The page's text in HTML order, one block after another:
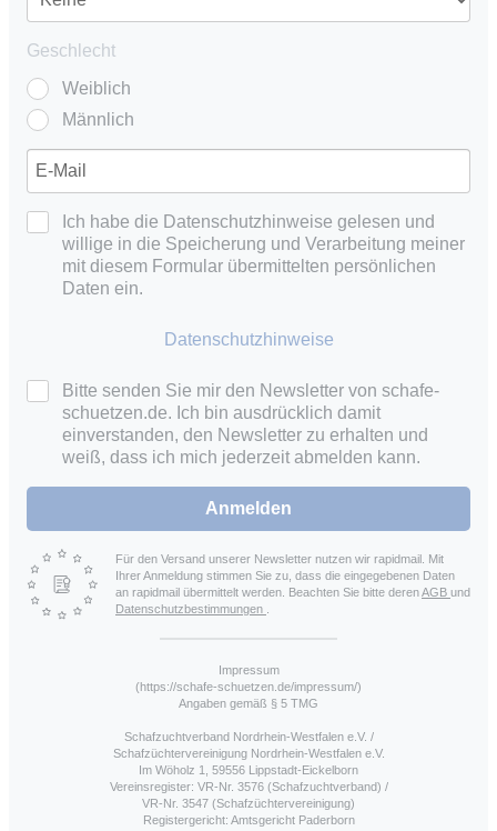
Geschlecht
Weiblich
Männlich
Ich habe die Datenschutzhinweise gelesen und
willige in die Speicherung und Verarbeitung meiner
mit diesem Formular übermittelten persönlichen
Daten ein.
Datenschutzhinweise
Bitte senden Sie mir den Newsletter von schafe-
schuetzen.de. Ich bin ausdrücklich damit
einverstanden, den Newsletter zu erhalten und
weiß, dass ich mich jederzeit abmelden kann.
Anmelden
Für den Versand unserer Newsletter nutzen wir rapidmail. Mit
Ihrer Anmeldung stimmen Sie zu, dass die eingegebenen Daten
an rapidmail übermittelt werden. Beachten Sie bitte derenAGB und
Datenschutzbestimmungen
Impressum
(https://schafe-schuetzen.de/impressum/)
Angaben gemäß § 5 TMG
Schafzuchtverband Nordrhein-Westfalen e.V. /
Schafzüchtervereinigung Nordrhein-Westfalen e.V.
Im Wöholz 1, 59556 Lippstadt-Eickelborn
Vereinsregister: VR-Nr. 3576 (Schafzuchtverband) /
VR-Nr. 3547 (Schafzüchtervereinigung)
Registergericht: Amtsgericht Paderborn